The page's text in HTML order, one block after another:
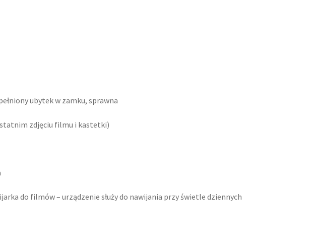
ubytek w zamku, sprawna
zdjęciu filmu i kastetki)
do filmów – urządzenie służy do nawijania przy świetle dziennych